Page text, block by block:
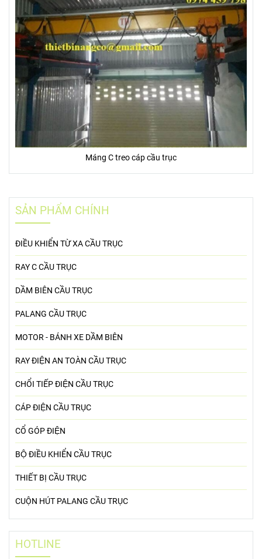
Máng C treo cáp cầu trục
SẢN PHẨM CHÍNH
ĐIỀU KHIỂN TỪ XA CẦU TRỤC
RAY C CẦU TRỤC
DẦM BIÊN CẦU TRỤC
PALANG CẦU TRỤC
MOTOR - BÁNH XE DẦM BIÊN
RAY ĐIỆN AN TOÀN CẦU TRỤC
CHỔI TIẾP ĐIỆN CẦU TRỤC
CÁP ĐIỆN CẦU TRỤC
CỔ GÓP ĐIỆN
BỘ ĐIỀU KHIỂN CẦU TRỤC
THIẾT BỊ CẦU TRỤC
CUỘN HÚT PALANG CẦU TRỤC
HOTLINE